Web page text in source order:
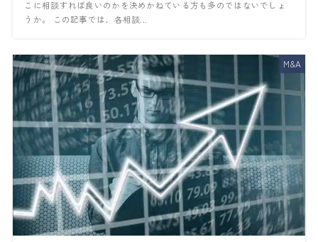
こに相談すれば良いのかを決めかねている方も多のではないでしょ
うか。 この記事では、各相談...
M&A